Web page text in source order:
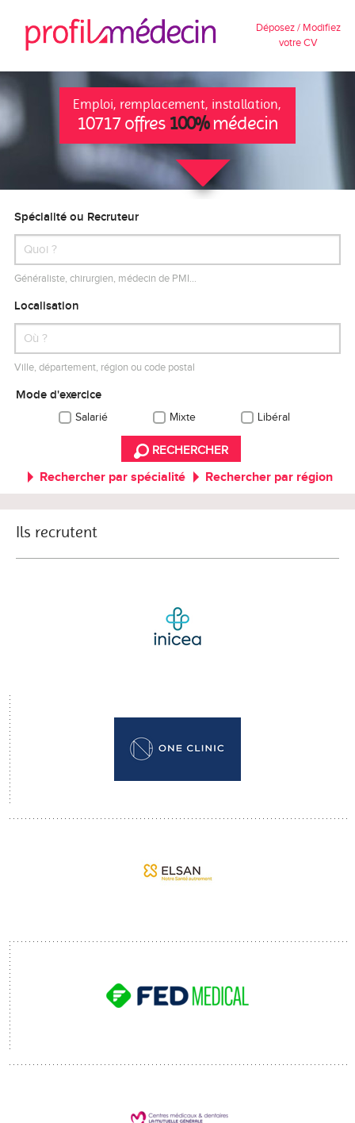
Déposez / Modifiez
votre CV
Emploi, remplacement, installation,
10717 offres 100%médecin
Spécialité ou Recruteur
Généraliste, chirurgien, médecin de PMI…
Localisation
Ville, département, région ou code postal
Mode d'exercice
Salarié Mixte Libéral
RECHERCHER
Rechercher par spécialité Rechercher par région
Ils recrutent